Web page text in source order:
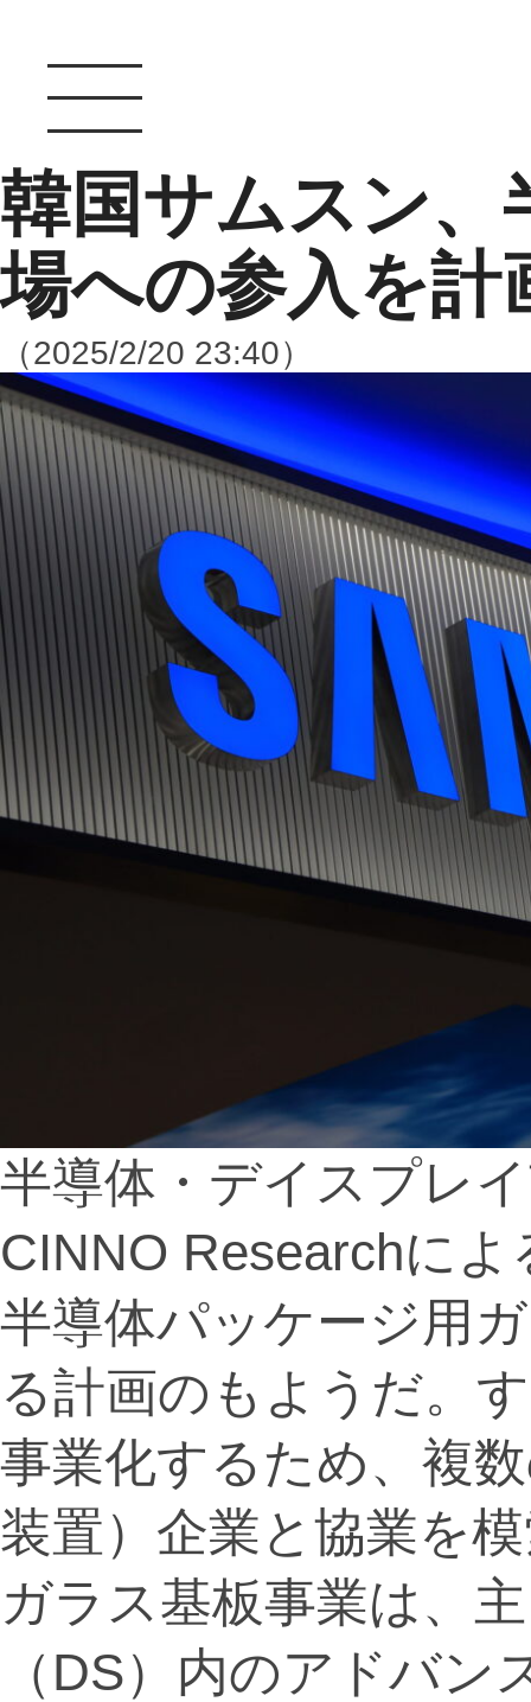
韓国サムスン、
場への参入を計
（2025/2/20 23:40）
半導体・デイスプレ
CINNO Researchに
半導体パッケージ用
る計画のもようだ。
事業化するため、複
装置）企業と協業を
ガラス基板事業は、
（DS）内のアドバ